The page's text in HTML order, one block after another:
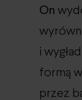
On
i
formą
przez